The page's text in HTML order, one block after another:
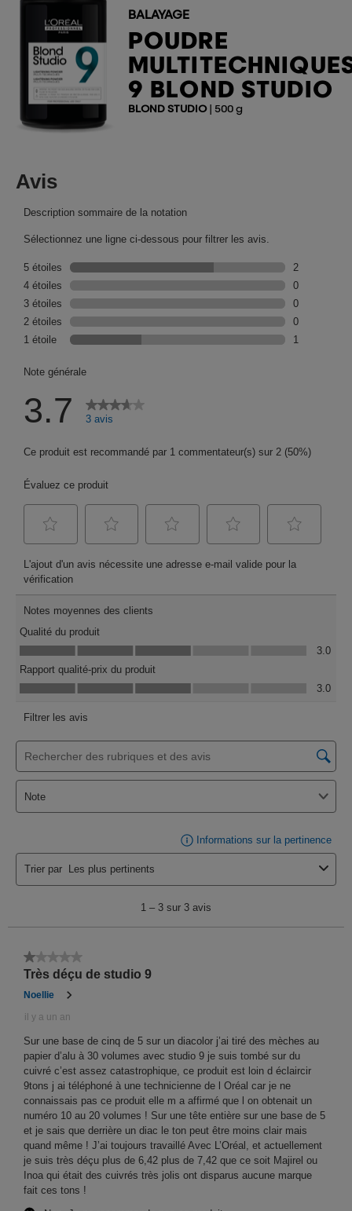
BALAYAGE
POUDRE
9 BLOND STUDIO
BLOND STUDIO| 500 g